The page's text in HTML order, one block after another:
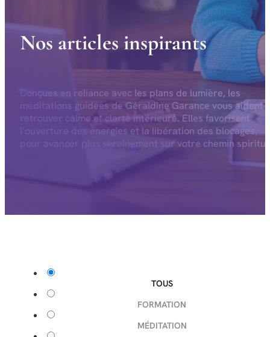
Nos articles inspirants
Conçues en reliance avec les plans de lumière, les
méditations guidées de Géraldine Garance vous aident
retrouver calme et clarté intérieure. Elles favorisent
l’ouverture des énergies et la libération des blocages,
pour avancer plus sereinement sur votre chemin
TOUS
FORMATION
MÉDITATION